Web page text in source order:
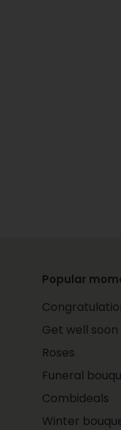
Popular
Get well soon
Roses
Funeral
Combideals
Winter